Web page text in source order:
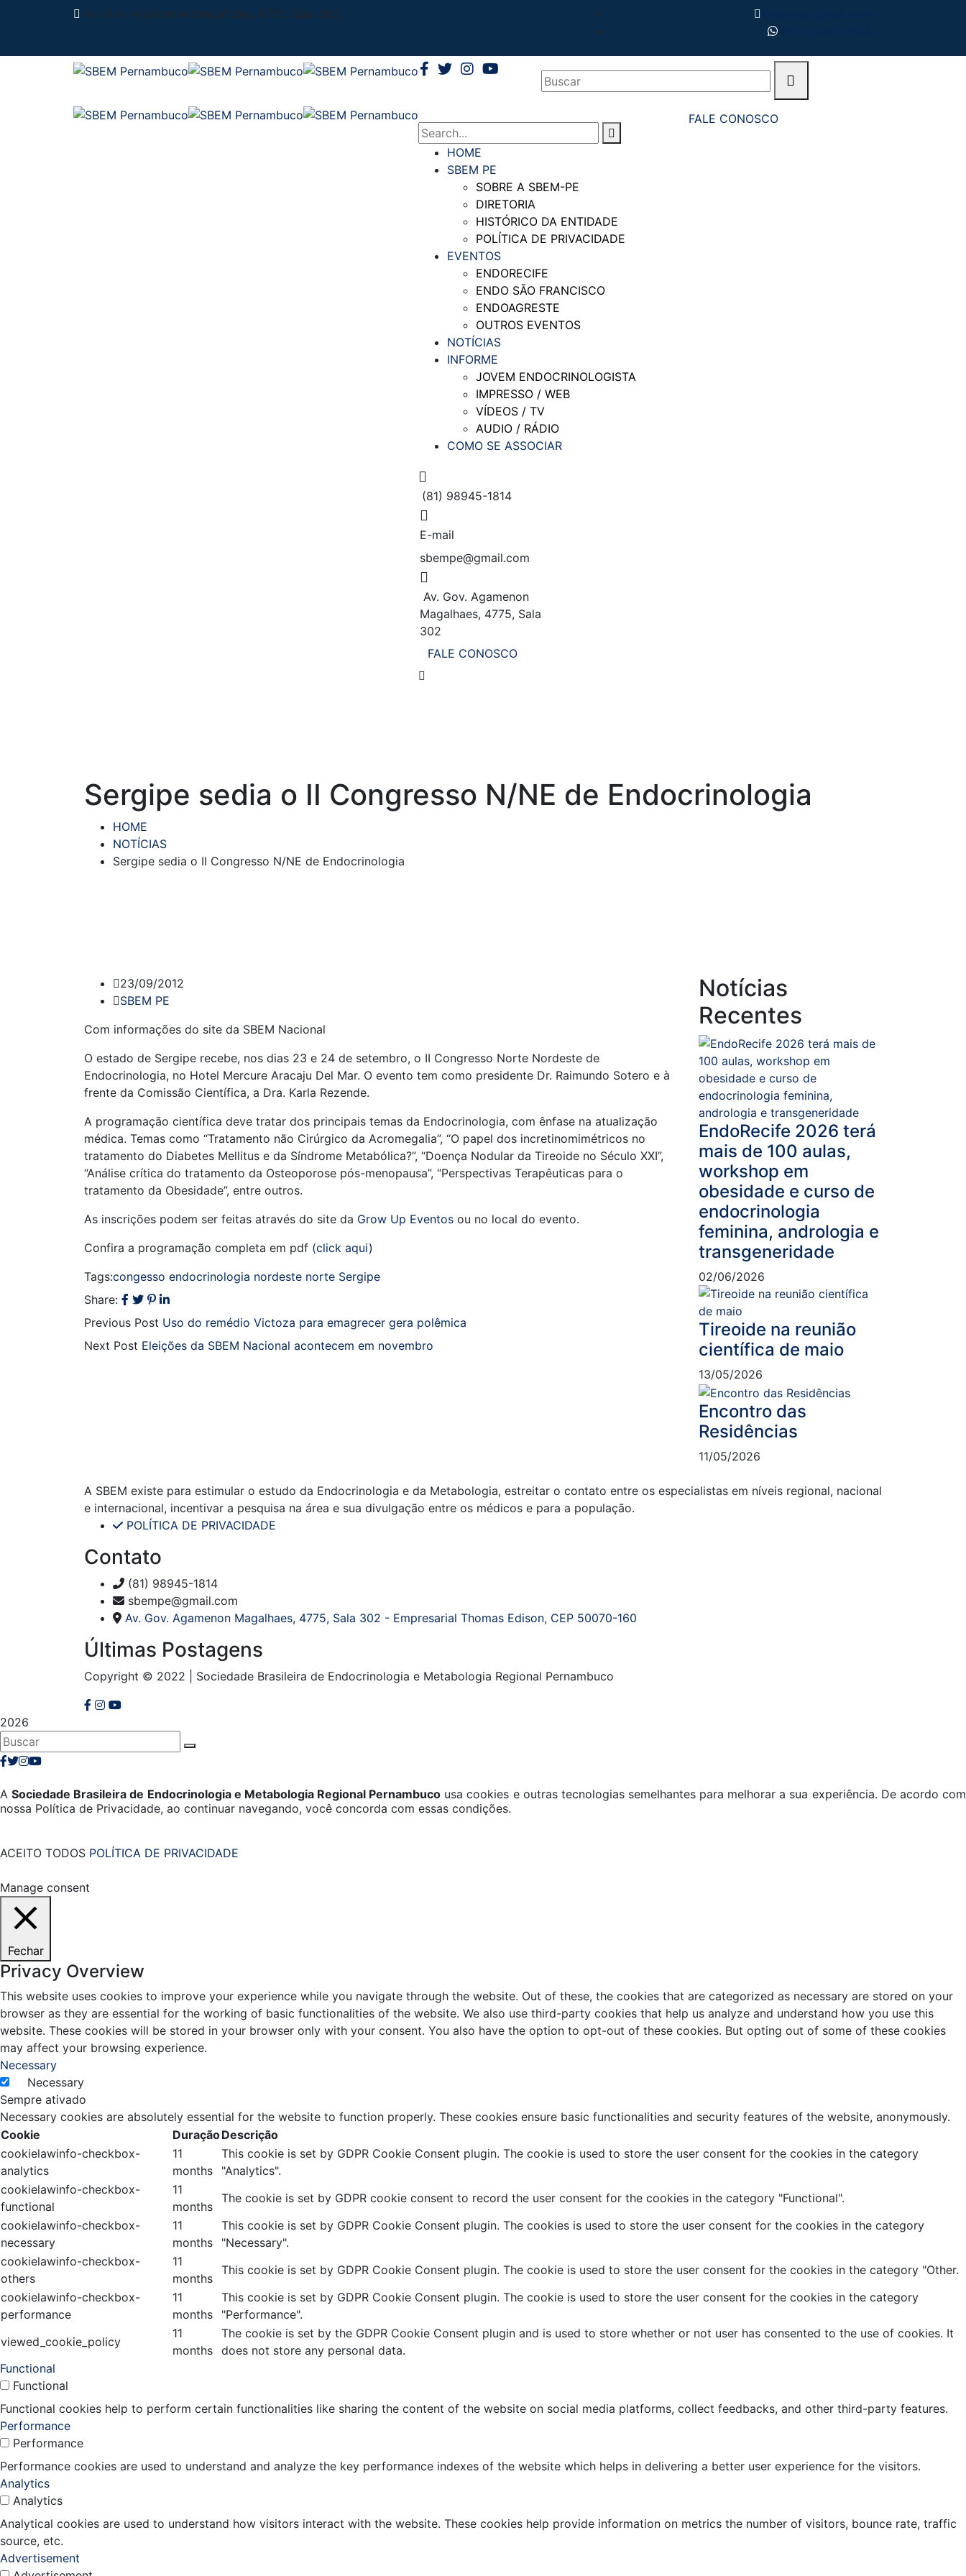
Av. Gov. Agamenon Magalhaes, 4775, Sala 302
HOME
SBEM PE
SOBRE A SBEM-PE
DIRETORIA
HISTÓRICO DA ENTIDADE
POLÍTICA DE PRIVACIDADE
EVENTOS
ENDORECIFE
ENDO SÃO FRANCISCO
ENDOAGRESTE
OUTROS EVENTOS
NOTÍCIAS
INFORME
JOVEM ENDOCRINOLOGISTA
IMPRESSO / WEB
VÍDEOS / TV
AUDIO / RÁDIO
COMO SE ASSOCIAR
(81) 98945-1814
E-mail
sbempe@gmail.com
Av. Gov. Agamenon
Magalhaes, 4775, Sala
302
FALE CONOSCO
FALE CONOSCO
Sergipe sedia o II Congresso N/NE de Endocrinologia
HOME
NOTÍCIAS
Sergipe sedia o II Congresso N/NE de Endocrinologia
23/09/2012
SBEM PE
Com informações do site da SBEM Nacional
O estado de Sergipe recebe, nos dias 23 e 24 de setembro, o II Congresso Norte Nordeste de
Endocrinologia, no Hotel Mercure Aracaju Del Mar. O evento tem como presidente Dr. Raimundo Sotero e à
frente da Comissão Científica, a Dra. Karla Rezende.
A programação científica deve tratar dos principais temas da Endocrinologia, com ênfase na atualização
médica. Temas como “Tratamento não Cirúrgico da Acromegalia”, “O papel dos incretinomimétricos no
tratamento do Diabetes Mellitus e da Síndrome Metabólica?”, “Doença Nodular da Tireoide no Século XXI”,
“Análise crítica do tratamento da Osteoporose pós-menopausa”, “Perspectivas Terapêuticas para o
tratamento da Obesidade”, entre outros.
As inscrições podem ser feitas através do site da Grow Up Eventos ou no local do evento.
Confira a programação completa em pdf (click aqui)
Tags:congesso endocrinologia nordeste norte Sergipe
Share:
Previous Post Uso do remédio Victoza para emagrecer gera polêmica
Next Post Eleições da SBEM Nacional acontecem em novembro
Notícias
Recentes
EndoRecife 2026 terá
mais de 100 aulas,
workshop em
obesidade e curso de
endocrinologia
feminina, andrologia e
transgeneridade
02/06/2026
Tireoide na reunião
científica de maio
13/05/2026
Encontro das
Residências
11/05/2026
A SBEM existe para estimular o estudo da Endocrinologia e da Metabologia, estreitar o contato entre os especialistas em níveis regional, nacional
e internacional, incentivar a pesquisa na área e sua divulgação entre os médicos e para a população.
POLÍTICA DE PRIVACIDADE
Contato
(81) 98945-1814
sbempe@gmail.com
Av. Gov. Agamenon Magalhaes, 4775, Sala 302 - Empresarial Thomas Edison, CEP 50070-160
Últimas Postagens
Copyright © 2022 | Sociedade Brasileira de Endocrinologia e Metabologia Regional Pernambuco
2026
ASociedade Brasileira de Endocrinologia e Metabologia Regional Pernambuco usa cookies e outras tecnologias semelhantes para melhorar a sua experiência. De acordo com
nossa Política de Privacidade, ao continuar navegando, você concorda com essas condições.
ACEITO TODOS POLÍTICA DE PRIVACIDADE
Manage consent
Fechar
Privacy Overview
This website uses cookies to improve your experience while you navigate through the website. Out of these, the cookies that are categorized as necessary are stored on your
browser as they are essential for the working of basic functionalities of the website. We also use third-party cookies that help us analyze and understand how you use this
website. These cookies will be stored in your browser only with your consent. You also have the option to opt-out of these cookies. But opting out of some of these cookies
may affect your browsing experience.
Necessary
Necessary
Sempre ativado
Necessary cookies are absolutely essential for the website to function properly. These cookies ensure basic functionalities and security features of the website, anonymously.
Cookie
DuraçãoDescrição
cookielawinfo-checkbox-
analytics
11
months
This cookie is set by GDPR Cookie Consent plugin. The cookie is used to store the user consent for the cookies in the category
"Analytics".
cookielawinfo-checkbox-
functional
11
months
The cookie is set by GDPR cookie consent to record the user consent for the cookies in the category "Functional".
cookielawinfo-checkbox-
necessary
11
months
This cookie is set by GDPR Cookie Consent plugin. The cookies is used to store the user consent for the cookies in the category
"Necessary".
cookielawinfo-checkbox-
others
11
months
This cookie is set by GDPR Cookie Consent plugin. The cookie is used to store the user consent for the cookies in the category "Other.
cookielawinfo-checkbox-
performance
11
months
This cookie is set by GDPR Cookie Consent plugin. The cookie is used to store the user consent for the cookies in the category
"Performance".
viewed_cookie_policy
11
months
The cookie is set by the GDPR Cookie Consent plugin and is used to store whether or not user has consented to the use of cookies. It
does not store any personal data.
Functional
Functional
Functional cookies help to perform certain functionalities like sharing the content of the website on social media platforms, collect feedbacks, and other third-party features.
Performance
Performance
Performance cookies are used to understand and analyze the key performance indexes of the website which helps in delivering a better user experience for the visitors.
Analytics
Analytics
Analytical cookies are used to understand how visitors interact with the website. These cookies help provide information on metrics the number of visitors, bounce rate, traffic
source, etc.
Advertisement